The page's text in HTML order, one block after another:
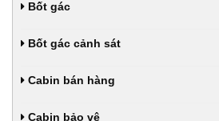
Bốt gác
Bốt gác cảnh sát
Cabin bán hàng
Cabin bảo vệ